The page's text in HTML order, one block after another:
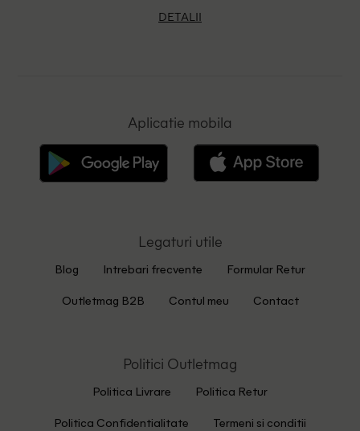
DETALII
Aplicatie mobila
Legaturi utile
Blog Intrebari frecvente Formular Retur
Outletmag B2B Contul meu Contact
Politici Outletmag
Politica Livrare Politica Retur
Politica Confidentialitate Termeni si conditii